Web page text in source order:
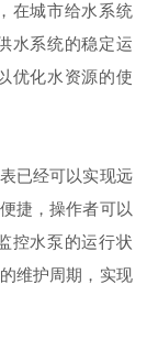
在城市给水系统
水系统的稳定运
优化水资源的使
已经可以实现远
捷，操作者可以
控水泵的运行状
维护周期，实现